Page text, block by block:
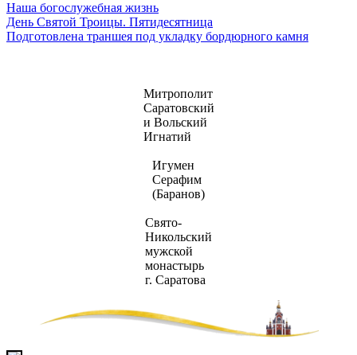
Наша богослужебная жизнь
Навигация
по
День Святой Троицы. Пятидесятница
Подготовлена траншея под укладку бордюрного камня
Митрополит
Саратовский
и Вольский
Игнатий
Игумен
Серафим
(Баранов)
Свято-
Никольский
мужской
монастырь
г. Саратова